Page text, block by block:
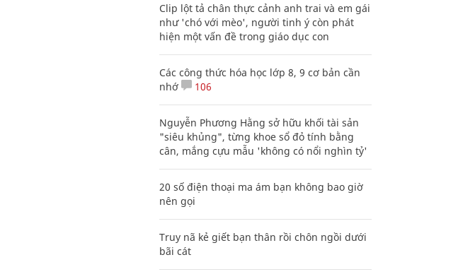
Clip lột tả chân thực cảnh anh trai và em gái
như 'chó với mèo', người tinh ý còn phát
hiện một vấn đề trong giáo dục con
Các công thức hóa học lớp 8, 9 cơ bản cần
nhớ
106
Nguyễn Phương Hằng sở hữu khối tài sản
"siêu khủng", từng khoe sổ đỏ tính bằng
cân, mắng cựu mẫu 'không có nổi nghìn tỷ'
20 số điện thoại ma ám bạn không bao giờ
nên gọi
Truy nã kẻ giết bạn thân rồi chôn ngồi dưới
bãi cát